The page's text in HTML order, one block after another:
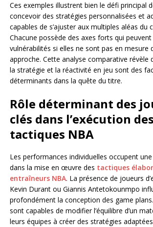
Ces exemples illustrent bien le défi principal
concevoir des stratégies personnalisées et
capables de s’ajuster aux multiples aléas du
Chacune possède des axes forts qui
vulnérabilités si elles ne sont pas en mesure
approche. Cette analyse comparative révèle
la stratégie et la réactivité en jeu sont des
déterminants dans la quête du titre.
Rôle déterminant des
clés dans l’exécution des
tactiques NBA
Les performances individuelles occupent
dans la mise en œuvre des tactiques
entraîneurs NBA. La présence de joueurs
Kevin Durant ou Giannis Antetokounmpo
profondément la conception des game
sont capables de modifier l’équilibre d’un
leurs équipes à créer des stratégies